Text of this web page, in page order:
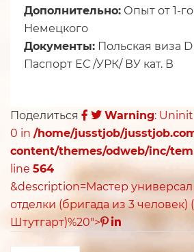
Дополнительно: Опыт от 1-
Немецкого
Документы: Польская виза
Паспорт ЕС /УРК/ ВУ кат. В
Поделиться Warning:
0 in /home/jusstjob/
content/themes/odweb/inc/
line 564
&description=Мастер
отделки (бригада из 3 человек)
Штутгарт)%20">